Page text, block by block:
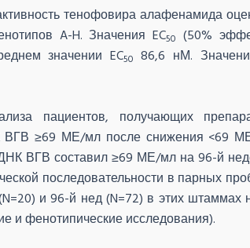
тенофовира алафенамида
A-H. Значения EC50 (50%
значении EC50 86,6 нМ.
пациентов, получающих
ВГВ ≥69 МЕ/мл после снижения <69
ВГВ составил ≥69 МЕ/мл на 96-й
последовательности в
и 96-й нед (N=72) в этих
и фенотипические исследования).